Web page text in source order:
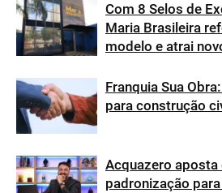
Com 8 Selos de
Maria Brasileira
modelo e atrai
Franquia Sua
para construção
Acquazero aposta
padronização